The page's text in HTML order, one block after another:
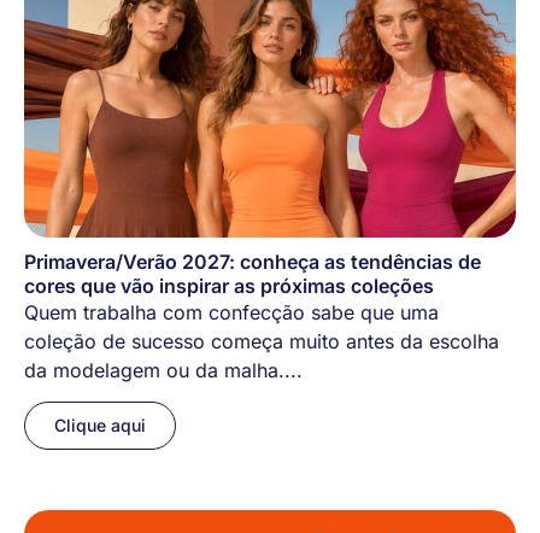
Primavera/Verão 2027: conheça as tendências de
cores que vão inspirar as próximas coleções
Quem trabalha com confecção sabe que uma
coleção de sucesso começa muito antes da escolha
da modelagem ou da malha....
Clique aqui